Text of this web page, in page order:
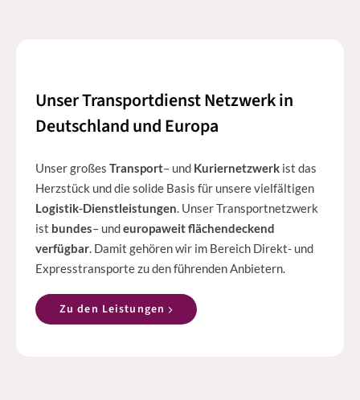
Unser Transportdienst Netzwerk in
Deutschland und Europa
Unser großes Transport– und Kuriernetzwerk ist das
Herzstück und die solide Basis für unsere vielfältigen
Logistik-Dienstleistungen. Unser Transportnetzwerk
ist bundes– undeuropaweit flächendeckend
verfügbar. Damit gehören wir im Bereich Direkt- und
Expresstransporte zu den führenden Anbietern.
Zu den Leistungen